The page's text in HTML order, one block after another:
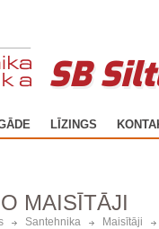
SB
LĪZINGS
MAISĪTĀJI
Santehnika Maisītāji